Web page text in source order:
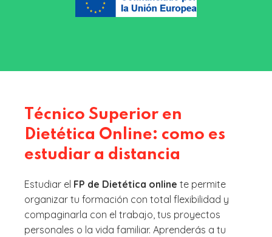
Técnico Superior en
Dietética Online: como es
estudiar a distancia
Estudiar el FP de Dietética online te permite
organizar tu formación con total flexibilidad y
compaginarla con el trabajo, tus proyectos
personales o la vida familiar. Aprenderás a tu